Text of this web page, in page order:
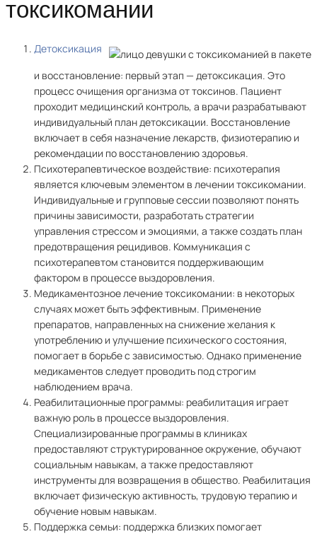
токсикомании
Детоксикация
и восстановление: первый этап — детоксикация. Это
процесс очищения организма от токсинов. Пациент
проходит медицинский контроль, а врачи разрабатывают
индивидуальный план детоксикации. Восстановление
включает в себя назначение лекарств, физиотерапию и
рекомендации по восстановлению здоровья.
Психотерапевтическое воздействие: психотерапия
является ключевым элементом в лечении токсикомании.
Индивидуальные и групповые сессии позволяют понять
причины зависимости, разработать стратегии
управления стрессом и эмоциями, а также создать план
предотвращения рецидивов. Коммуникация с
психотерапевтом становится поддерживающим
фактором в процессе выздоровления.
Медикаментозное лечение токсикомании: в некоторых
случаях может быть эффективным. Применение
препаратов, направленных на снижение желания к
употреблению и улучшение психического состояния,
помогает в борьбе с зависимостью. Однако применение
медикаментов следует проводить под строгим
наблюдением врача.
Реабилитационные программы: реабилитация играет
важную роль в процессе выздоровления.
Специализированные программы в клиниках
предоставляют структурированное окружение, обучают
социальным навыкам, а также предоставляют
инструменты для возвращения в общество. Реабилитация
включает физическую активность, трудовую терапию и
обучение новым навыкам.
Поддержка семьи: поддержка близких помогает